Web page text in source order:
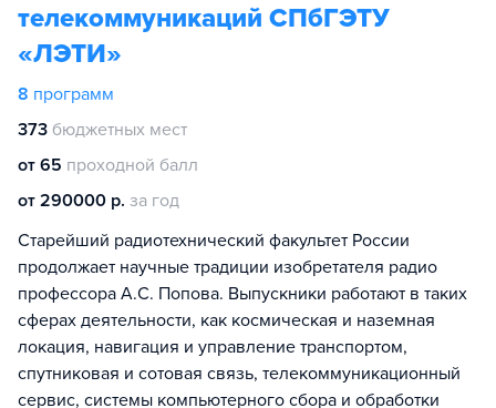
телекоммуникаций СПбГЭТУ
«ЛЭТИ»
8 программ
373 бюджетных мест
от 65 проходной балл
от 290000 р. за год
Старейший радиотехнический факультет России
продолжает научные традиции изобретателя радио
профессора А.С. Попова. Выпускники работают в таких
сферах деятельности, как космическая и наземная
локация, навигация и управление транспортом,
спутниковая и сотовая связь, телекоммуникационный
сервис, системы компьютерного сбора и обработки